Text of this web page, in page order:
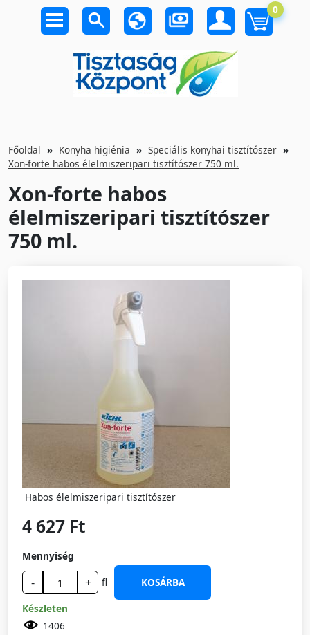
0
Főoldal Konyha higiénia
Speciális konyhai tisztítószer
Xon-forte habos élelmiszeripari tisztítószer 750 ml.
Xon-forte habos
élelmiszeripari tisztítószer
750 ml.
Habos élelmiszeripari tisztítószer
4 627 Ft
Mennyiség
- + fl
KOSÁRBA
Készleten
1406